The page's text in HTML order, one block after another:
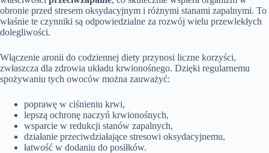
obronie przed stresem oksydacyjnym i różnymi stanami zapalnymi. To
właśnie te czynniki są odpowiedzialne za rozwój wielu przewlekłych
dolegliwości.
Włączenie aronii do codziennej diety przynosi liczne korzyści,
zwłaszcza dla zdrowia układu krwionośnego. Dzięki regularnemu
spożywaniu tych owoców można zauważyć:
poprawę w ciśnieniu krwi,
lepszą ochronę naczyń krwionośnych,
wsparcie w redukcji stanów zapalnych,
działanie przeciwdziałające stresowi oksydacyjnemu,
łatwość w dodaniu do posiłków.